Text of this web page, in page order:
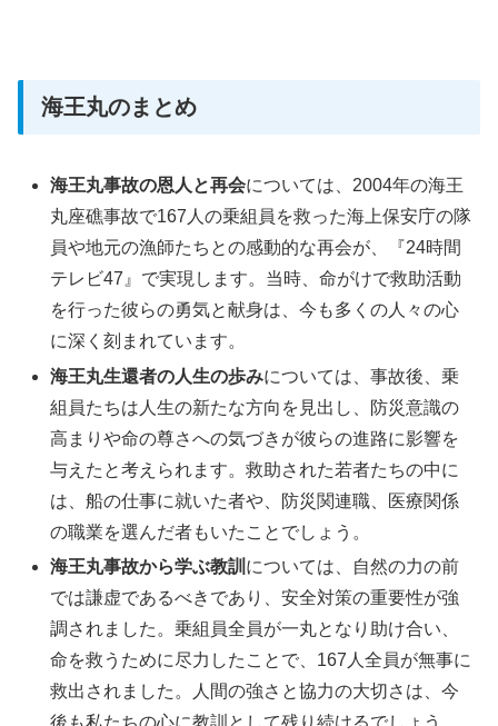
海王丸のまとめ
海王丸事故の恩人と再会については、2004年の海王
丸座礁事故で167人の乗組員を救った海上保安庁の隊
員や地元の漁師たちとの感動的な再会が、『24時間
テレビ47』で実現します。当時、命がけで救助活動
を行った彼らの勇気と献身は、今も多くの人々の心
に深く刻まれています。
海王丸生還者の人生の歩みについては、事故後、乗
組員たちは人生の新たな方向を見出し、防災意識の
高まりや命の尊さへの気づきが彼らの進路に影響を
与えたと考えられます。救助された若者たちの中に
は、船の仕事に就いた者や、防災関連職、医療関係
の職業を選んだ者もいたことでしょう。
海王丸事故から学ぶ教訓 については、自然の力の前
では謙虚であるべきであり、安全対策の重要性が強
調されました。乗組員全員が一丸となり助け合い、
命を救うために尽力したことで、167人全員が無事に
救出されました。人間の強さと協力の大切さは、今
後も私たちの心に教訓として残り続けるでしょう。